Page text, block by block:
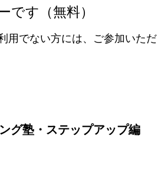
です（無料）
用でない方には、ご参加いただ
グ塾・ステップアップ編